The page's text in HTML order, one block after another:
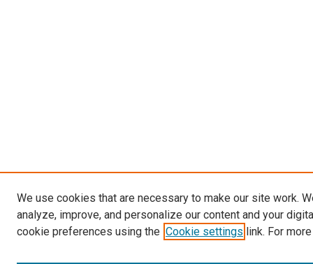
We use cookies that are necessary to make our site work.
analyze, improve, and personalize our content and your
cookie preferences using the Cookie settings link. For